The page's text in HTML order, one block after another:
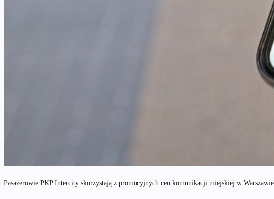
Pasażerowie PKP Intercity skorzystają z promocyjnych cen komunikacji miejskiej w Warszawie